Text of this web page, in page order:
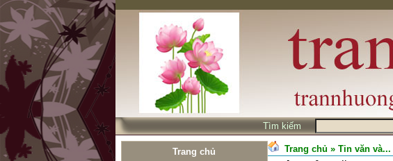
Tìm kiếm
Trang chủ Trang chủ » Tin văn và...